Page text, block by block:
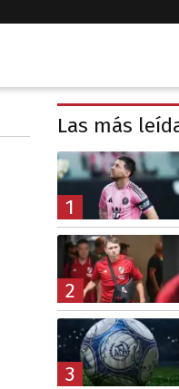
Las más
1
2
3